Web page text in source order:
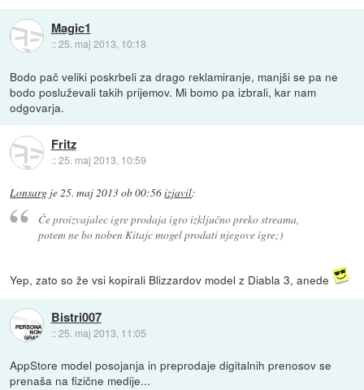
Magic1
::25. maj 2013, 10:18
Bodo pač veliki poskrbeli za drago reklamiranje, manjši se pa ne
bodo posluževali takih prijemov. Mi bomo pa izbrali, kar nam
odgovarja.
Fritz
::25. maj 2013, 10:59
Lonsarg je25. maj 2013 ob 00:56izjavil:
Če proizvajalec igre prodaja igro izključno preko streama,
potem ne bo noben Kitajc mogel prodati njegove igre;)
Yep, zato so že vsi kopirali Blizzardov model z Diabla 3, anede
Bistri007
::25. maj 2013, 11:05
AppStore model posojanja in preprodaje digitalnih prenosov se
prenaša na fizične medije...